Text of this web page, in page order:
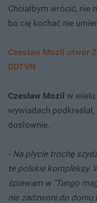
Chciałbym wrócić, nie
bo cię kochać nie
Czesław Mozil utwór
DDTVN
Czesław Mozil w
wywiadach
dosłownie.
- Na płycie trochę
te polskie kompleksy.
śpiewam w "Tango
nie zadzwoni do domu